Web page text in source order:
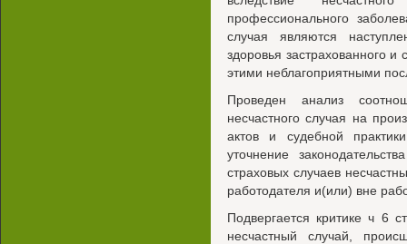
профессионального
случая являются
здоровья застрахованного и
этими неблагоприятными
Проведен анализ
несчастного случая на
актов и судебной
уточнение
страховых случаев
работодателя и(или) вне
Подвергается критике ч 6
несчастный случай,